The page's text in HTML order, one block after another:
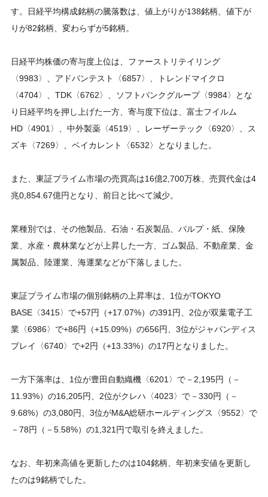
す。日経平均構成銘柄の騰落数は、値上がりが138銘柄、値下が
りが82銘柄、変わらずが5銘柄。
日経平均株価の寄与度上位は、ファーストリテイリング
〈9983〉、アドバンテスト〈6857〉、トレンドマイクロ
〈4704〉、TDK〈6762〉、ソフトバンクグループ〈9984〉とな
り日経平均を押し上げた一方、寄与度下位は、富士フイルム
HD〈4901〉、中外製薬〈4519〉、レーザーテック〈6920〉、ス
ズキ〈7269〉、ベイカレント〈6532〉となりました。
また、東証プライム市場の売買高は16億2,700万株、売買代金は4
兆0,854.67億円となり、前日と比べて減少。
業種別では、その他製品、石油・石炭製品、パルプ・紙、保険
業、水産・農林業などが上昇した一方、ゴム製品、不動産業、金
属製品、陸運業、海運業などが下落しました。
東証プライム市場の個別銘柄の上昇率は、1位がTOKYO
BASE〈3415〉で+57円（+17.07%）の391円、2位が双葉電子工
業〈6986〉で+86円（+15.09%）の656円、3位がジャパンディス
プレイ〈6740〉で+2円（+13.33%）の17円となりました。
一方下落率は、1位が豊田自動織機〈6201〉で－2,195円（－
11.93%）の16,205円、2位がクレハ〈4023〉で－330円（－
9.68%）の3,080円、3位がM&A総研ホールディングス〈9552〉で
－78円（－5.58%）の1,321円で取引を終えました。
なお、年初来高値を更新したのは104銘柄、年初来安値を更新し
たのは9銘柄でした。